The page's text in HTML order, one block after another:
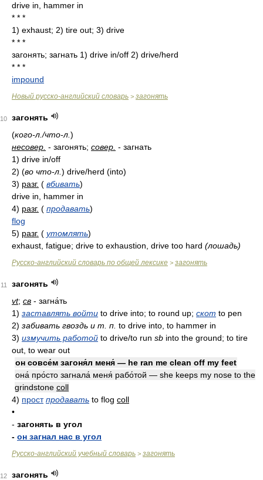
drive in, hammer in
* * *
1) exhaust; 2) tire out; 3) drive
* * *
загонять; загнать 1) drive in/off 2) drive/herd
* * *
impound
Новый русско-английский словарь > загонять
10
загонять
(кого-л./что-л. )
несовер. - загонять; совер. - загнать
1) drive in/off
2) (во что-л. ) drive/herd (into)
3) разг. ( вбивать)
drive in, hammer in
4) разг. ( продавать)
flog
5) разг. ( утомлять)
exhaust, fatigue; drive to exhaustion, drive too hard (лошадь)
Русско-английский словарь по общей лексике > загонять
11
загонять
vt; св - загна́ть
1) заставлять войти to drive into; to round up; скот to pen
2) забивать гвоздь и т. п. to drive into, to hammer in
3) измучить работой to drive/to run sb into the ground; to tire
out, to wear out
он совсе́м загоня́л меня́ — he ran me clean off my feet
она́ про́сто загнала́ меня́ рабо́той — she keeps my nose to the
grindstone coll
4) прост продавать to flog coll
•
- загонять в угол
- он загнал нас в угол
Русско-английский учебный словарь > загонять
12 загонять